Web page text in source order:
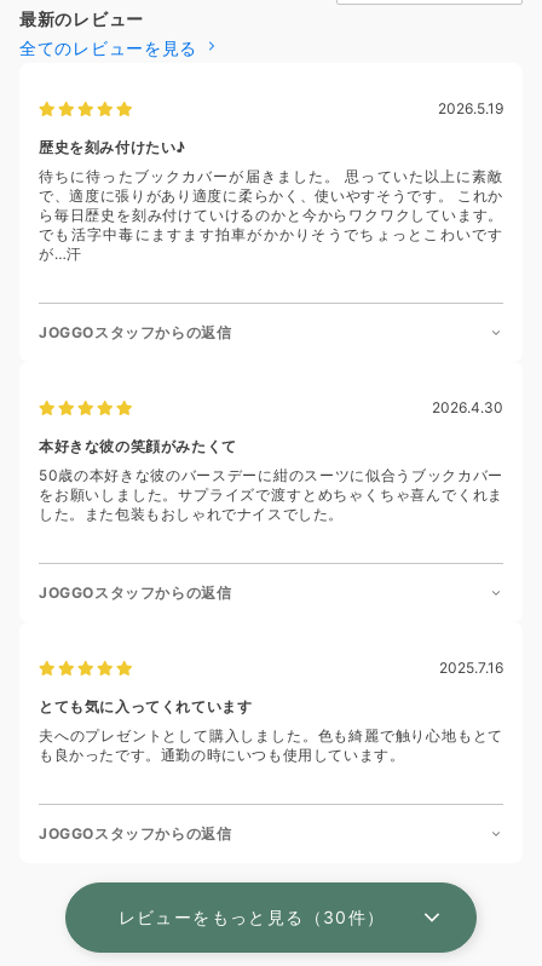
最新のレビュー
全てのレビューを見る
2026.5.19
歴史を刻み付けたい♪
待ちに待ったブックカバーが届きました。 思っていた以上に素敵
で、適度に張りがあり適度に柔らかく、使いやすそうです。 これか
ら毎日歴史を刻み付けていけるのかと今からワクワクしています。
でも活字中毒にますます拍車がかかりそうでちょっとこわいです
が…汗
JOGGOスタッフからの返信
2026.4.30
本好きな彼の笑顔がみたくて
50歳の本好きな彼のバースデーに紺のスーツに似合うブックカバー
をお願いしました。サプライズで渡すとめちゃくちゃ喜んでくれま
した。また包装もおしゃれでナイスでした。
JOGGOスタッフからの返信
2025.7.16
とても気に入ってくれています
夫へのプレゼントとして購入しました。色も綺麗で触り心地もとて
も良かったです。通勤の時にいつも使用しています。
JOGGOスタッフからの返信
レビューをもっと見る（30件）